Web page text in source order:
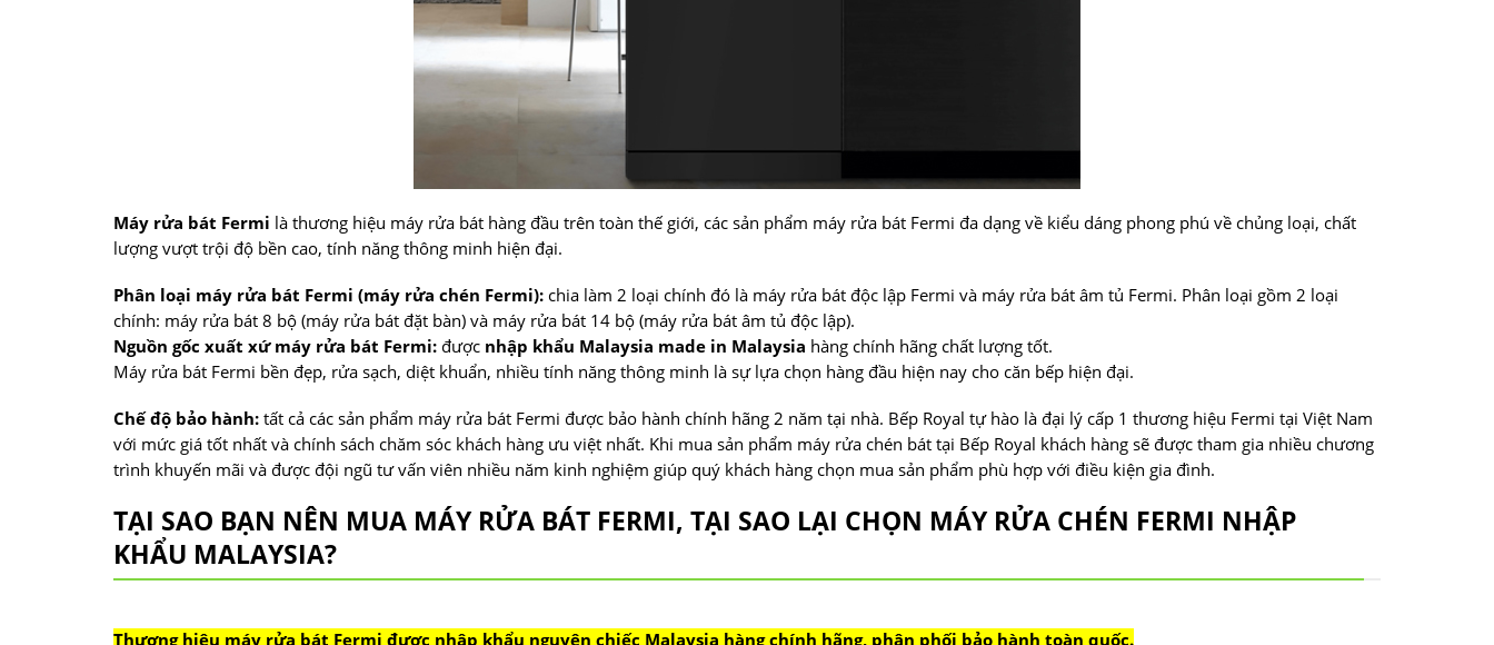
Máy rửa bát Fermi là thương hiệu máy rửa bát hàng đầu trên toàn thế giới, các sản phẩm máy rửa bát Fermi đa dạng về kiểu dáng phong phú về chủng loại, chất
lượng vượt trội độ bền cao, tính năng thông minh hiện đại.
Phân loại máy rửa bát Fermi (máy rửa chén Fermi): chia làm 2 loại chính đó là máy rửa bát độc lập Fermi và máy rửa bát âm tủ Fermi. Phân loại gồm 2 loại
chính: máy rửa bát 8 bộ (máy rửa bát đặt bàn) và máy rửa bát 14 bộ (máy rửa bát âm tủ độc lập).
Nguồn gốc xuất xứ máy rửa bát Fermi: được nhập khẩu Malaysia made in Malaysia hàng chính hãng chất lượng tốt.
Máy rửa bát Fermi bền đẹp, rửa sạch, diệt khuẩn, nhiều tính năng thông minh là sự lựa chọn hàng đầu hiện nay cho căn bếp hiện đại.
Chế độ bảo hành: tất cả các sản phẩm máy rửa bát Fermi được bảo hành chính hãng 2 năm tại nhà. Bếp Royal tự hào là đại lý cấp 1 thương hiệu Fermi tại Việt Nam
với mức giá tốt nhất và chính sách chăm sóc khách hàng ưu việt nhất. Khi mua sản phẩm máy rửa chén bát tại Bếp Royal khách hàng sẽ được tham gia nhiều chương
trình khuyến mãi và được đội ngũ tư vấn viên nhiều năm kinh nghiệm giúp quý khách hàng chọn mua sản phẩm phù hợp với điều kiện gia đình.
TẠI SAO BẠN NÊN MUA MÁY RỬA BÁT FERMI, TẠI SAO LẠI CHỌN MÁY RỬA CHÉN FERMI NHẬP
KHẨU MALAYSIA?
Thương hiệu máy rửa bát Fermi được nhập khẩu nguyên chiếc Malaysia hàng chính hãng, phân phối bảo hành toàn quốc.